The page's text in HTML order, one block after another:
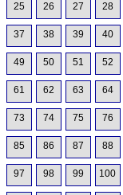
25 26 27 28
37 38 39 40
49 50 51 52
61 62 63 64
73 74 75 76
85 86 87 88
97 98 99 100